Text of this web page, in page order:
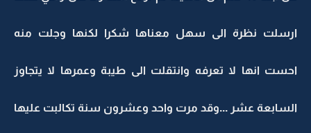
ارسلت نظرة الى سهل معناها شكرا لكنها وجلت منه
احست انها لا تعرفه وانتقلت الى طيبة وعمرها لا يتجاوز
السابعة عشر ...وقد مرت واحد وعشرون سنة تكالبت عليها